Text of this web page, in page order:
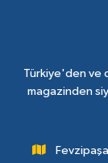
Türkiye'den ve
magazinden